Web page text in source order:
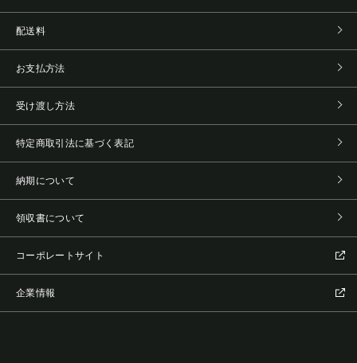
配送料
お支払方法
受け渡し方法
特定商取引法に基づく表記
納期について
領収書について
コーポレートサイト
企業情報